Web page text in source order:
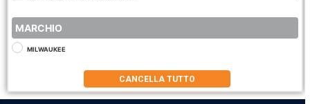
MARCHIO
MILWAUKEE
CANCELLA TUTTO